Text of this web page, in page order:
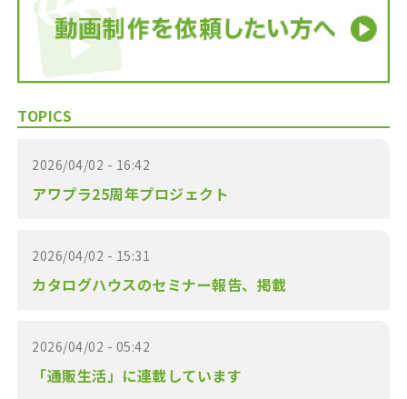
TOPICS
2026/04/02 - 16:42
アワプラ25周年プロジェクト
2026/04/02 - 15:31
カタログハウスのセミナー報告、掲載
2026/04/02 - 05:42
「通販生活」に連載しています